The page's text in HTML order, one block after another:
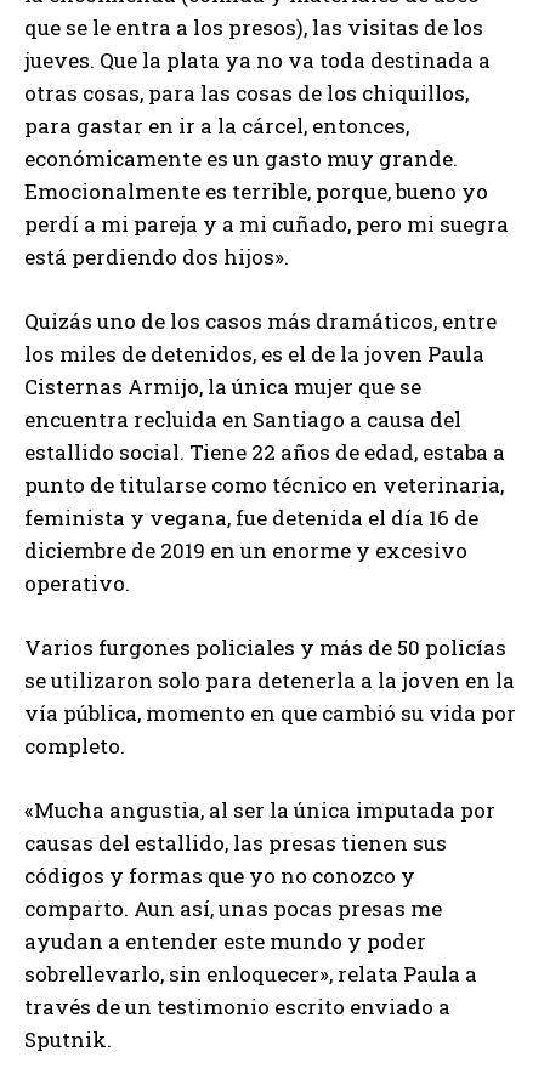
que se le entra a los presos), las visitas de los
jueves. Que la plata ya no va toda destinada a
otras cosas, para las cosas de los chiquillos,
para gastar en ir a la cárcel, entonces,
económicamente es un gasto muy grande.
Emocionalmente es terrible, porque, bueno yo
perdí a mi pareja y a mi cuñado, pero mi suegra
está perdiendo dos hijos».
Quizás uno de los casos más dramáticos, entre
los miles de detenidos, es el de la joven Paula
Cisternas Armijo, la única mujer que se
encuentra recluida en Santiago a causa del
estallido social. Tiene 22 años de edad, estaba a
punto de titularse como técnico en veterinaria,
feminista y vegana, fue detenida el día 16 de
diciembre de 2019 en un enorme y excesivo
operativo.
Varios furgones policiales y más de 50 policías
se utilizaron solo para detenerla a la joven en la
vía pública, momento en que cambió su vida por
completo.
«Mucha angustia, al ser la única imputada por
causas del estallido, las presas tienen sus
códigos y formas que yo no conozco y
comparto. Aun así, unas pocas presas me
ayudan a entender este mundo y poder
sobrellevarlo, sin enloquecer», relata Paula a
través de un testimonio escrito enviado a
Sputnik.